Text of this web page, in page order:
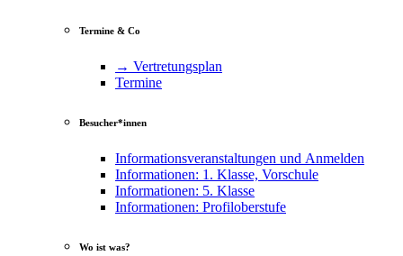
Termine & Co
→ Vertretungsplan
Termine
Besucher*innen
Informationsveranstaltungen und Anmelden
Informationen: 1. Klasse, Vorschule
Informationen: 5. Klasse
Informationen: Profiloberstufe
Wo ist was?